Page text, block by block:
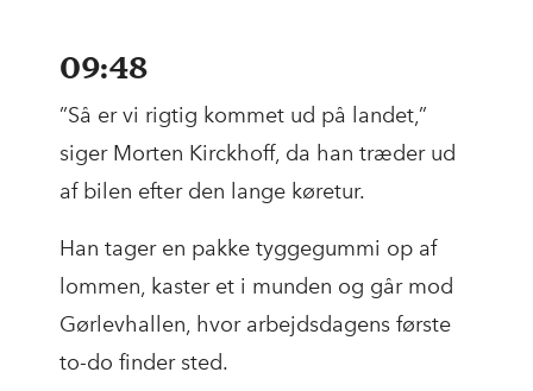
09:48
”Så er vi rigtig kommet ud på landet,”
siger Morten Kirckhoff, da han træder ud
af bilen efter den lange køretur.
Han tager en pakke tyggegummi op af
lommen, kaster et i munden og går mod
Gørlevhallen, hvor arbejdsdagens første
to-do finder sted.